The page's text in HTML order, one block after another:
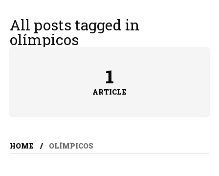
All posts tagged in
olímpicos
1
ARTICLE
HOME OLÍMPICOS